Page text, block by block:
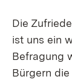
Die
ist uns ein
Befragung
Bürgern